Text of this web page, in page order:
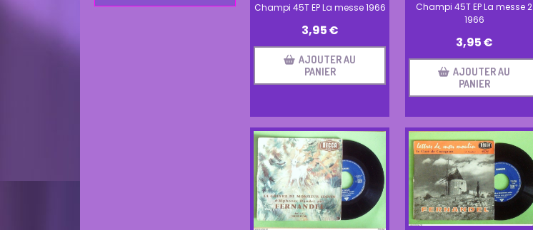
Champi 45T EP La messe 1966
3,95€
AJOUTER AU
PANIER
Champi 45T EP La messe 2
1966
3,95€
AJOUTER AU
PANIER